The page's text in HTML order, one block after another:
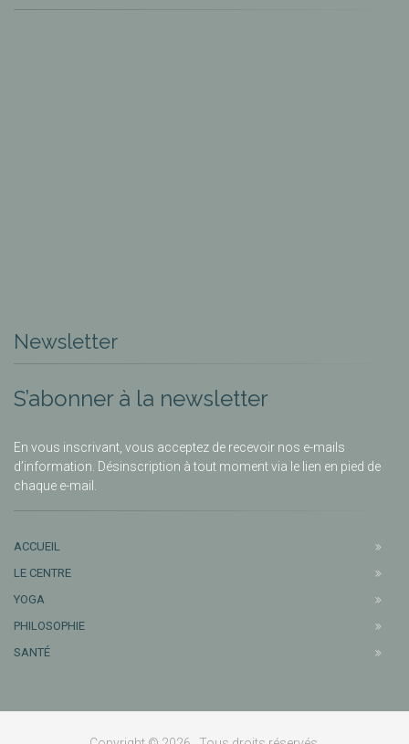
Newsletter
S’abonner à la newsletter
En vous inscrivant, vous acceptez de recevoir nos e-mails
d’information. Désinscription à tout moment via le lien en pied de
chaque e-mail.
ACCUEIL
LE CENTRE
YOGA
PHILOSOPHIE
SANTÉ